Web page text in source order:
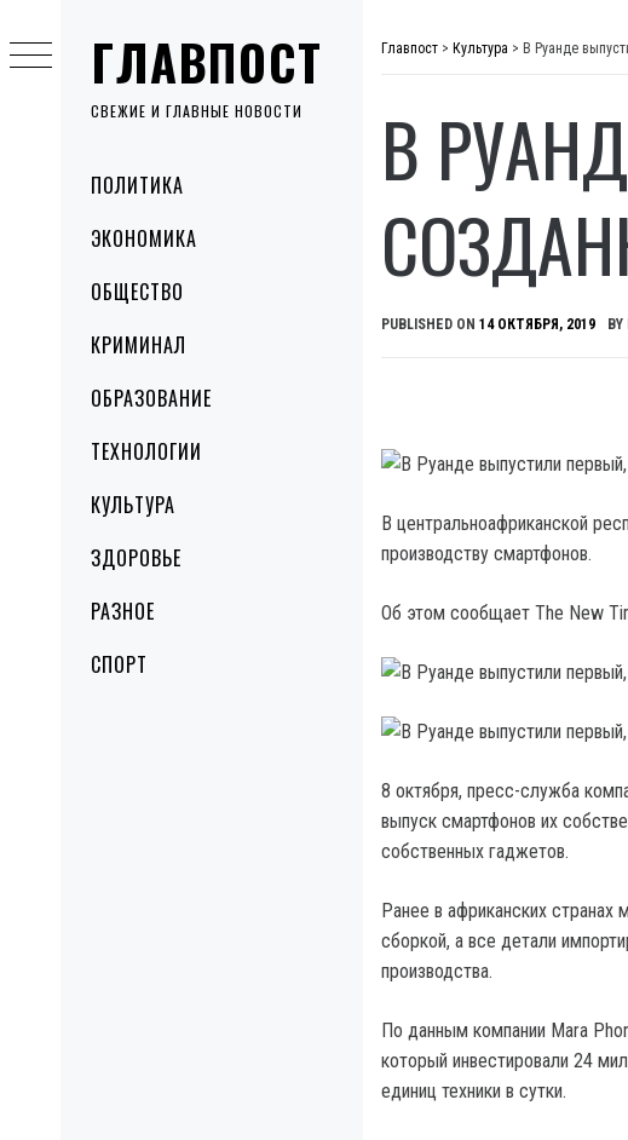
ГЛАВПОСТ
СВЕЖИЕ И ГЛАВНЫЕ НОВОСТИ
MenuПОЛИТИКА
ЭКОНОМИКА
ОБЩЕСТВО
КРИМИНАЛ
ОБРАЗОВАНИЕ
ТЕХНОЛОГИИ
КУЛЬТУРА
ЗДОРОВЬЕ
РАЗНОЕ
СПОРТ
to
content
Главпост > Культура > В Руанде
В
PUBLISHED ON 14 ОКТЯБРЯ, 2019 BY
В центральноафриканской
производству смартфонов.
Об этом сообщает The New
8 октября, пресс-служба
выпуск смартфонов их
собственных гаджетов.
Ранее в африканских
сборкой, а все детали
производства.
По данным компании Mara
который инвестировали 24
единиц техники в сутки.